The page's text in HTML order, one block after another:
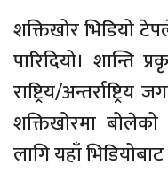
शक्तिखोर भिडियो
पारिदियो। शान्ति
राष्ट्रिय/
शक्तिखोरमा
लागि यहाँ